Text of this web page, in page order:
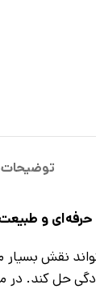
توضیحات
نقش
حل کند. در